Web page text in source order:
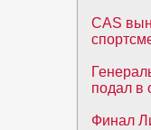
CAS
подал в
Финал